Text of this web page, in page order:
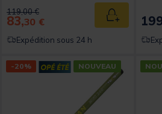
Price reduced from
119,00 €to
83,30 € Ajouter au
Expédition sous 24 h
-20% NOUVEAU